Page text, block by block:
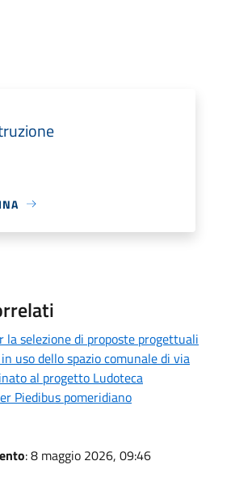
la selezione di proposte progettuali
uso dello spazio comunale di via
al progetto Ludoteca
Piedibus pomeridiano
: 8 maggio 2026, 09:46